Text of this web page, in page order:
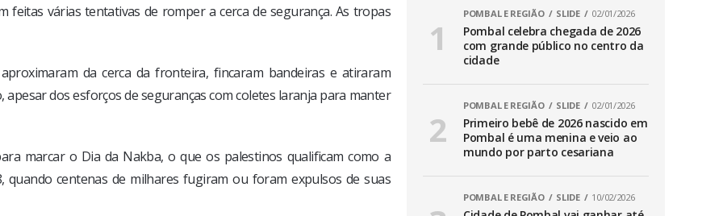
feitas várias tentativas de romper a cerca de segurança. As tropas
da cerca da fronteira, fincaram bandeiras e atiraram
dos esforços de seguranças com coletes laranja para manter
marcar o Dia da Nakba, o que os palestinos qualificam como a
quando centenas de milhares fugiram ou foram expulsos de suas
POMBAL E REGIÃO SLIDE 02/01/2026
Pombal celebra chegada de 2026
com grande público no centro da
cidade
POMBAL E REGIÃO SLIDE 02/01/2026
Primeiro bebê de 2026 nascido em
Pombal é uma menina e veio ao
mundo por parto cesariana
POMBAL E REGIÃO SLIDE 10/02/2026